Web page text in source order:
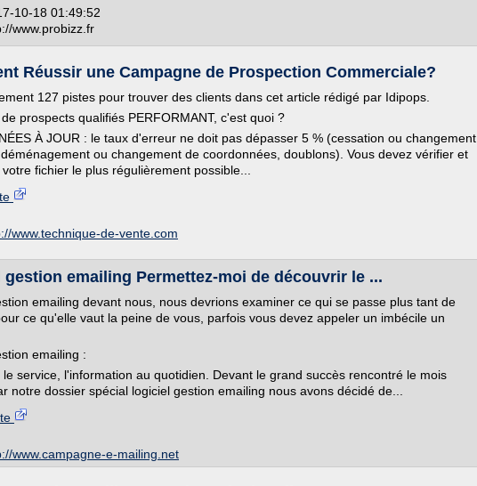
10-18 01:49:52
www.probizz.fr
Réussir une Campagne de Prospection Commerciale?
127 pistes pour trouver des clients dans cet article rédigé par Idipops.
prospects qualifiés PERFORMANT, c'est quoi ?
À JOUR : le taux d'erreur ne doit pas dépasser 5 % (cessation ou changement
ou changement de coordonnées, doublons). Vous devez vérifier et
fichier le plus régulièrement possible...
www.technique-de-vente.com
gestion emailing Permettez-moi de découvrir le ...
emailing devant nous, nous devrions examiner ce qui se passe plus tant de
ce qu'elle vaut la peine de vous, parfois vous devez appeler un imbécile un
emailing :
le service, l'information au quotidien. Devant le grand succès rencontré le mois
notre dossier spécial logiciel gestion emailing nous avons décidé de...
www.campagne-e-mailing.net